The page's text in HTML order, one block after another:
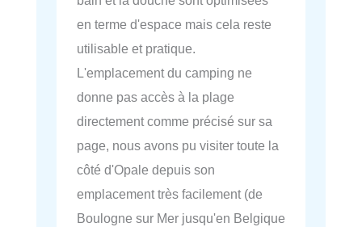
en terme d'espace mais cela reste
utilisable et pratique.
L'emplacement du camping ne
donne pas accès à la plage
directement comme précisé sur sa
page, nous avons pu visiter toute la
côté d'Opale depuis son
emplacement très facilement (de
Boulogne sur Mer jusqu'en Belgique